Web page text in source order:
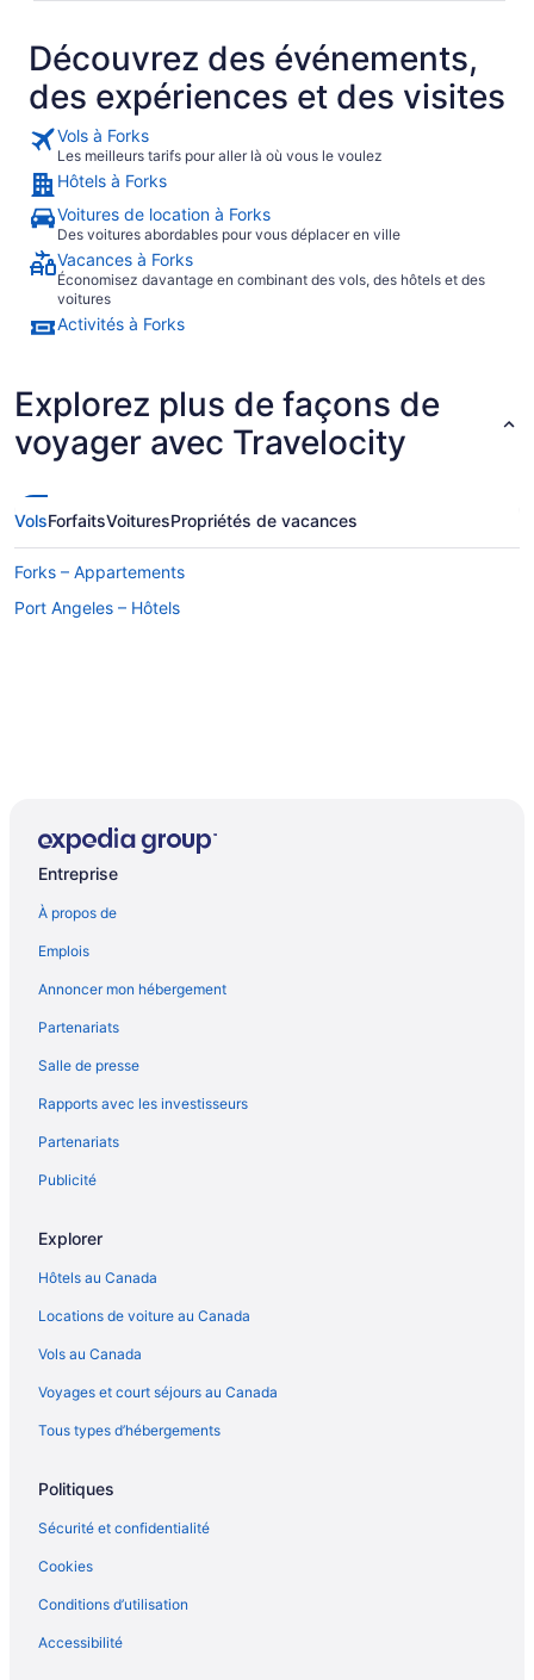
Découvrez des événements,
des expériences et des visites
Vols à Forks
Les meilleurs tarifs pour aller là où vous le voulez
Hôtels à Forks
Voitures de location à Forks
Des voitures abordables pour vous déplacer en ville
Vacances à Forks
Économisez davantage en combinant des vols, des hôtels et des
voitures
Activités à Forks
Explorez plus de façons de
voyager avec Travelocity
VolsForfaitsVoituresPropriétés de vacances
Forks – Appartements
Port Angeles – Hôtels
Entreprise
À propos de
Emplois
Annoncer mon hébergement
Partenariats
Salle de presse
Rapports avec les investisseurs
Partenariats
Publicité
Explorer
Hôtels au Canada
Locations de voiture au Canada
Vols au Canada
Voyages et court séjours au Canada
Tous types d’hébergements
Politiques
Sécurité et confidentialité
Cookies
Conditions d’utilisation
Accessibilité